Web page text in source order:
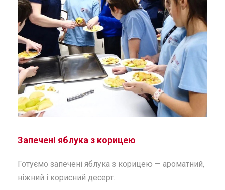
Запечені яблука з корицею
Готуємо запечені яблука з корицею — ароматний,
ніжний і корисний десерт.